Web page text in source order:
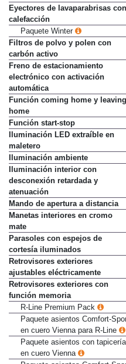
Elevalunas eléctricos traseros
Eyectores de lavaparabrisas con
calefacción
Paquete Winter
Filtros de polvo y polen con
carbón activo
Freno de estacionamiento
electrónico con activación
automática
Función coming home y leaving
home
Función start-stop
Iluminación LED extraíble en
maletero
Iluminación ambiente
Iluminación interior con
desconexión retardada y
atenuación
Mando de apertura a distancia
Manetas interiores en cromo
mate
Parasoles con espejos de
cortesía iluminados
Retrovisores exteriores
ajustables eléctricamente
Retrovisores exteriores con
función memoria
R-Line Premium Pack
Paquete asientos Comfort-Sport
en cuero Vienna para R-Line
Paquete asientos con tapicería